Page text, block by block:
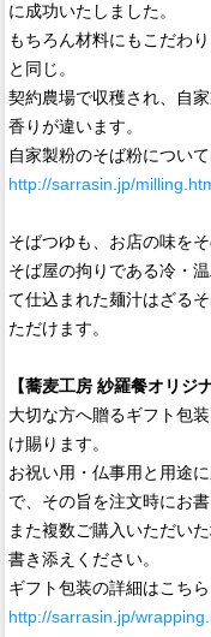
に成功いたしました。
もちろん材料にもこだわ
と同じ。
契約農場で収穫され、自
香りが違います。
自家製粉のそば粉につい
http://sarrasin.jp/
そばつゆも、お店の味を
そば屋の拘りである冷・
て仕込まれた麺汁はざる
ただけます。
【蕎麦工房 紗羅餐オリジ
大切な方へ贈るギフト包
け賜ります。
お祝い用・仏事用と用途
で、その旨を注文時にお
また複数ご購入いただい
書き添えください。
ギフト包装の詳細はこちら
http://sarrasin.jp/